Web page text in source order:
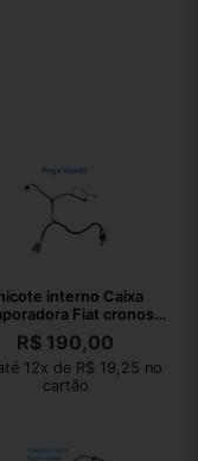
interno Caixa
Fiat cronos
2023 15471150
R$ 190,00
12x de R$ 19,25 no
cartão